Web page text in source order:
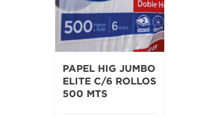
PAPEL HIG JUMBO
ELITE C/6 ROLLOS
500 MTS